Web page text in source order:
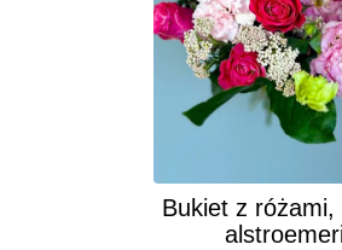
Bukiet z różami,